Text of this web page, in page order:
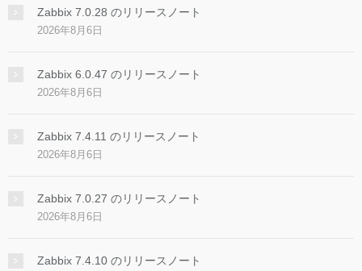
Zabbix 7.0.28 のリリースノート
2026年8月6日
Zabbix 6.0.47 のリリースノート
2026年8月6日
Zabbix 7.4.11 のリリースノート
2026年8月6日
Zabbix 7.0.27 のリリースノート
2026年8月6日
Zabbix 7.4.10 のリリースノート